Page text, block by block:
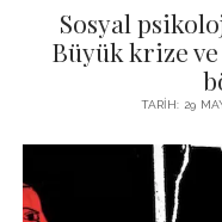
İYI YAŞAM
DERS
Sosyal
Büyük krize
TARIH: 29